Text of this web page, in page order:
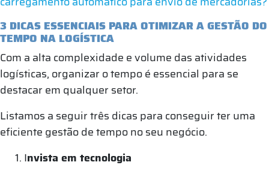
3 DICAS ESSENCIAIS PARA OTIMIZAR A GESTÃO DO
TEMPO NA LOGÍSTICA
Com a alta complexidade e volume das atividades
logísticas, organizar o tempo é essencial para se
destacar em qualquer setor.
Listamos a seguir três dicas para conseguir ter uma
eficiente gestão de tempo no seu negócio.
Invista em tecnologia